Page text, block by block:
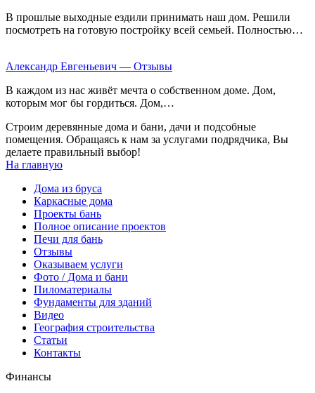
В прошлые выходные ездили принимать наш дом. Решили
посмотреть на готовую постройку всей семьей. Полностью…
Александр Евгеньевич — Отзывы
В каждом из нас живёт мечта о собственном доме. Дом,
которым мог бы гордиться. Дом,…
Строим деревянные дома и бани, дачи и подсобные
помещения. Обращаясь к нам за услугами подрядчика, Вы
делаете правильный выбор!
На главную
Дома из бруса
Каркасные дома
Проекты бань
Полное описание проектов
Печи для бань
Отзывы
Оказываем услуги
Фото / Дома и бани
Пиломатериалы
Фундаменты для зданий
Видео
География строительства
Статьи
Контакты
Финансы